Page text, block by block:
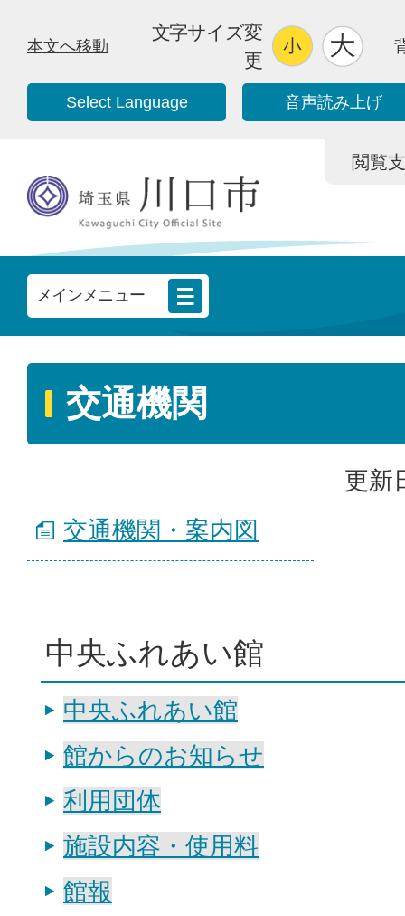
本文へ移動
文字サイズ変
更
Select Language 音声読み上げ
閲覧
メインメニュー
交通機関
更新
交通機関・案内図
中央ふれあい館
中央ふれあい館
館からのお知らせ
利用団体
施設内容・使用料
館報